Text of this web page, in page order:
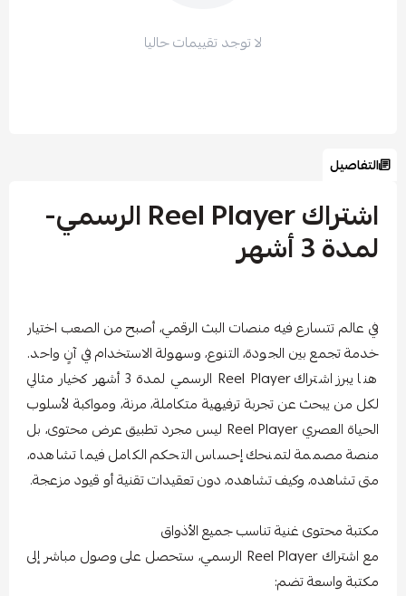
لا توجد تقييمات حاليا
التفاصيل
اشتراك Reel Player الرسمي-
لمدة 3 أشهر
في عالم تتسارع فيه منصات البث الرقمي، أصبح من الصعب اختيار
خدمة تجمع بين الجودة، التنوع، وسهولة الاستخدام في آنٍ واحد.
هنا يبرز اشتراك Reel Player الرسمي لمدة 3 أشهر كخيار مثالي
لكل من يبحث عن تجربة ترفيهية متكاملة، مرنة، ومواكبة لأسلوب
الحياة العصري Reel Player ليس مجرد تطبيق عرض محتوى، بل
منصة مصممة لتمنحك إحساس التحكم الكامل فيما تشاهده،
متى تشاهده، وكيف تشاهده، دون تعقيدات تقنية أو قيود مزعجة.
مكتبة محتوى غنية تناسب جميع الأذواق
مع اشتراك Reel Player الرسمي، ستحصل على وصول مباشر إلى
مكتبة واسعة تضم: